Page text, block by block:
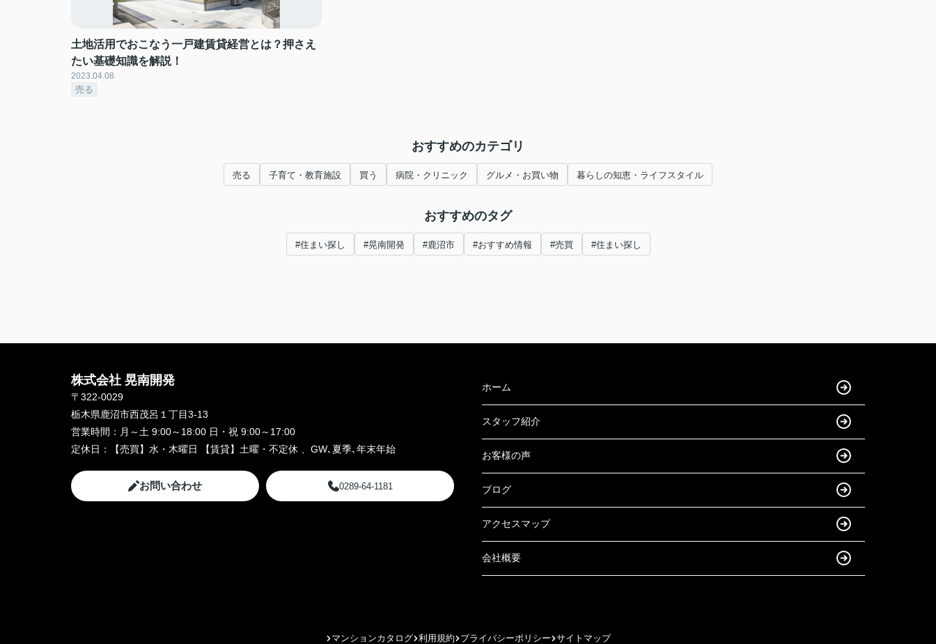
土地活用でおこなう一戸建賃貸経営とは？押さえ
たい基礎知識を解説！
2023.04.08
売る
おすすめのカテゴリ
売る 子育て・教育施設 買う 病院・クリニック グルメ・お買い物 暮らしの知恵・ライフスタイル
おすすめのタグ
#住まい探し #晃南開発 #鹿沼市 #おすすめ情報 #売買 #住まい探し
株式会社 晃南開発
〒322-0029
栃木県鹿沼市西茂呂１丁目3-13
営業時間： 月～土 9:00～18:00 日・祝 9:00～17:00
定休日：
【売買】水・木曜日 【賃貸】土曜・不定休 、GW､夏季､年末年始
お問い合わせ 0289-64-1181
ホーム
スタッフ紹介
お客様の声
ブログ
アクセスマップ
会社概要
マンションカタログ 利用規約 プライバシーポリシー サイトマップ